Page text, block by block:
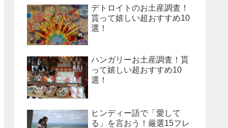
デトロイトのお土産調査！
貰って嬉しい超おすすめ10
選！
ハンガリーお土産調査！貰
って嬉しい超おすすめ10
選！
ヒンディー語で「愛して
る」を言おう！厳選15フレ